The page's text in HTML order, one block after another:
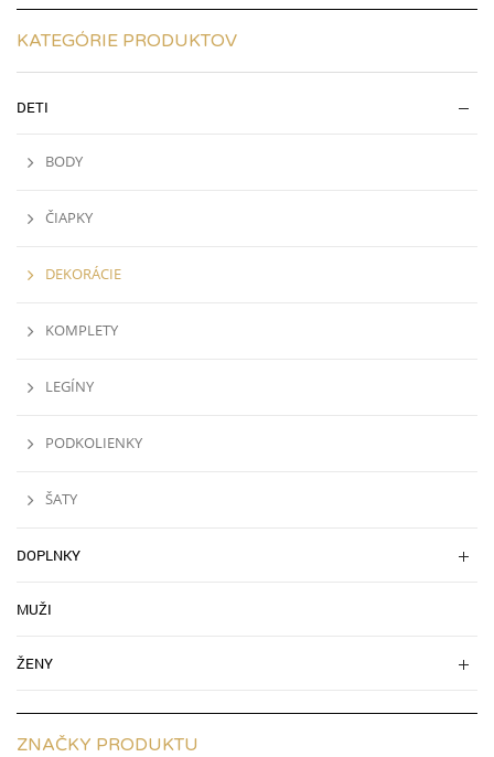
KATEGÓRIE PRODUKTOV
DETI
BODY
ČIAPKY
DEKORÁCIE
KOMPLETY
LEGÍNY
PODKOLIENKY
ŠATY
DOPLNKY
MUŽI
ŽENY
ZNAČKY PRODUKTU